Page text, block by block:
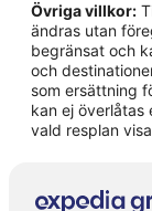
Hotell i Marbella
Hotell i Mijas
Hotell i Ojén
Hotell i Tolox
Övriga villkor:
ändras utan
begränsat och
och
som ersättning
kan ej överlåtas
vald resplan